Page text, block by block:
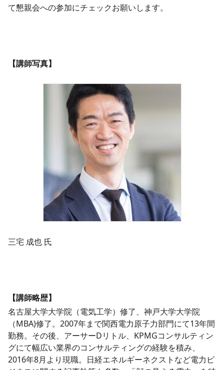
て懇親会への参加にチェックお願いします。
【講師写真】
三宅 成也 氏
【講師略歴】
名古屋大学大学院（電気工学）修了、神戸大学大学院
（MBA)修了。2007年まで関西電力原子力部門にて13年間
勤務。その後、アーサーDリトル、KPMGコンサルティン
グにて幅広い業界のコンサルティングの経験を積み、
2016年8月より現職。日経エネルギーネクストなど電力ビ